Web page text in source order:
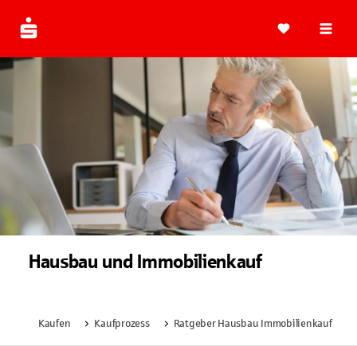
Hausbau und Immobilienkauf
Kaufen Kaufprozess Ratgeber Hausbau Immobilienkauf